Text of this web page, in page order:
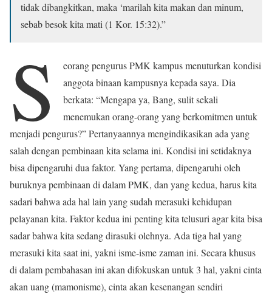
tidak dibangkitkan, maka ‘marilah kita makan dan minum,
sebab besok kita mati (1 Kor. 15:32).”
S
eorang pengurus PMK kampus menuturkan kondisi
anggota binaan kampusnya kepada saya. Dia
berkata: “Mengapa ya, Bang, sulit sekali
menemukan orang-orang yang berkomitmen untuk
menjadi pengurus?” Pertanyaannya mengindikasikan ada yang
salah dengan pembinaan kita selama ini. Kondisi ini setidaknya
bisa dipengaruhi dua faktor. Yang pertama, dipengaruhi oleh
buruknya pembinaan di dalam PMK, dan yang kedua, harus kita
sadari bahwa ada hal lain yang sudah merasuki kehidupan
pelayanan kita. Faktor kedua ini penting kita telusuri agar kita bisa
sadar bahwa kita sedang dirasuki olehnya. Ada tiga hal yang
merasuki kita saat ini, yakni isme-isme zaman ini. Secara khusus
di dalam pembahasan ini akan difokuskan untuk 3 hal, yakni cinta
akan uang (mamonisme), cinta akan kesenangan sendiri